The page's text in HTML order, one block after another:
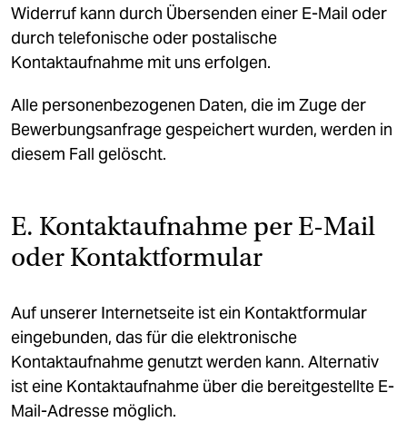
Widerruf kann durch Übersenden einer E-Mail oder
durch telefonische oder postalische
Kontaktaufnahme mit uns erfolgen.
Alle personenbezogenen Daten, die im Zuge der
Bewerbungsanfrage gespeichert wurden, werden in
diesem Fall gelöscht.
E. Kontaktaufnahme per E-Mail
oder Kontaktformular
Auf unserer Internetseite ist ein Kontaktformular
eingebunden, das für die elektronische
Kontaktaufnahme genutzt werden kann. Alternativ
ist eine Kontaktaufnahme über die bereitgestellte E-
Mail-Adresse möglich.